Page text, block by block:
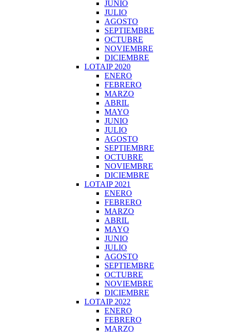
JUNIO
JULIO
AGOSTO
SEPTIEMBRE
OCTUBRE
NOVIEMBRE
DICIEMBRE
LOTAIP 2020
ENERO
FEBRERO
MARZO
ABRIL
MAYO
JUNIO
JULIO
AGOSTO
SEPTIEMBRE
OCTUBRE
NOVIEMBRE
DICIEMBRE
LOTAIP 2021
ENERO
FEBRERO
MARZO
ABRIL
MAYO
JUNIO
JULIO
AGOSTO
SEPTIEMBRE
OCTUBRE
NOVIEMBRE
DICIEMBRE
LOTAIP 2022
ENERO
FEBRERO
MARZO